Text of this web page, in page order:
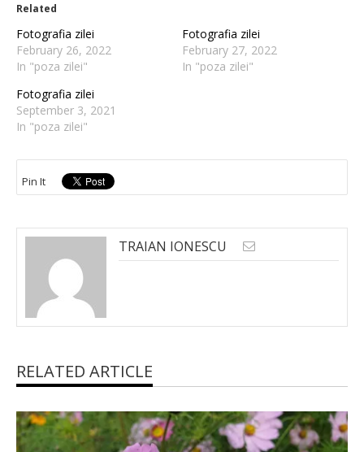
Related
Fotografia zilei
February 26, 2022
In "poza zilei"
Fotografia zilei
February 27, 2022
In "poza zilei"
Fotografia zilei
September 3, 2021
In "poza zilei"
Pin It
TRAIAN IONESCU
RELATED ARTICLE